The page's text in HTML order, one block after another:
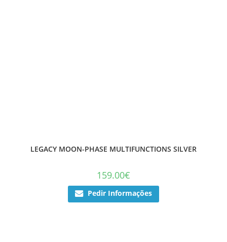
LEGACY MOON-PHASE MULTIFUNCTIONS SILVER
159.00€
Pedir Informações